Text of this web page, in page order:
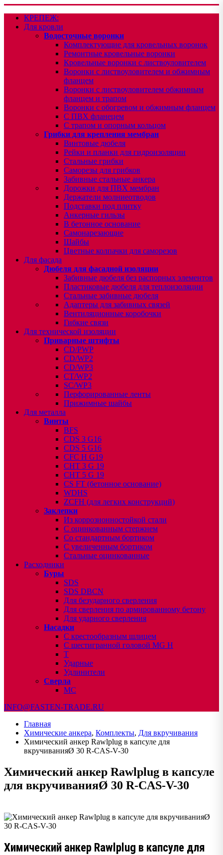
КРЕПЕЖ:
Для кровли
Водосточные воронки
Комплектующие для кровельных воронок
Ремонтные кровельные воронки
Кровельные воронки с листвоуловителем
Воронки с листвоуловителем и обжимным
фланцем
Воронки с листвоуловителем обжимным
фланцем и трапом
Воронки с обогревом и обжимным фланцем
С ПВХ фланецем
С трапом и опорным кольцом
Грибки для крепления мембран
Винтовые дюбеля
Рейки и планки для гидроизоляции
Стальные грибки
Саморезы для грибков
Забивные стальные анкера
Дорожки для ПВХ мембран
Держатели молниеотводов
Подставки под плитку
Анкерные гильзы
В бетонное основание
Самонарезающие
Шайбы
Цветные колпачки для саморезов
Для фасада
Дюбеля для фасадной изоляции
Забивные дюбеля без распорных элементов
Пластиковые дюбеля для теплоизоляции
Стальные забивные дюбеля
Адаптеры для забивных связей
Вентиляционные коробочки
Гибкие связи
Для технической изоляции
Приварные штифты
CD/PWP
CD/WP2
CD/WP3
CT/WP2
SC/WP3
Перфорированные ленты
Прижимные шайбы
Для металла
Винты
BFS
CDS 3 G16
CDS 5 G16
CFC H G19
CHT 3 G 19
CHT 5 G 19
CS FT (бетонное основание)
WDHS
ZCFH (для легких конструкций)
Заклепки
Из коррозионностойкой стали
С оцинкованным стержнем
Со стандартным бортиком
С увеличенным бортиком
Стальные оцинкованные
Расходники
Буры
SDS
SDS DBCN
Для безударного сверления
Для сверления по армированному бетону
Для ударного сверления
Насадки
С крестообразным шлицем
С шестигранной головой MG H
T
Ударные
Удлинители
Сверла
МС
INFO@FASTEN-TRADE.RU
Главная
Химические анкера, Комплекты, Для вкручивания
Химический анкер Rawlplug в капсуле для
вкручиванияØ 30 R-CAS-V-30
Химический анкер Rawlplug в капсуле
для вкручиванияØ 30 R-CAS-V-30
Химический анкер Rawlplug в капсуле для